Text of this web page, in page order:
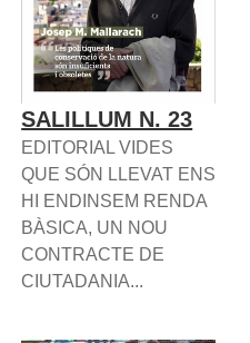
SALILLUM N. 23
EDITORIAL VIDES
QUE SÓN LLEVAT ENS
HI ENDINSEM RENDA
BÀSICA, UN NOU
CONTRACTE DE
CIUTADANIA...